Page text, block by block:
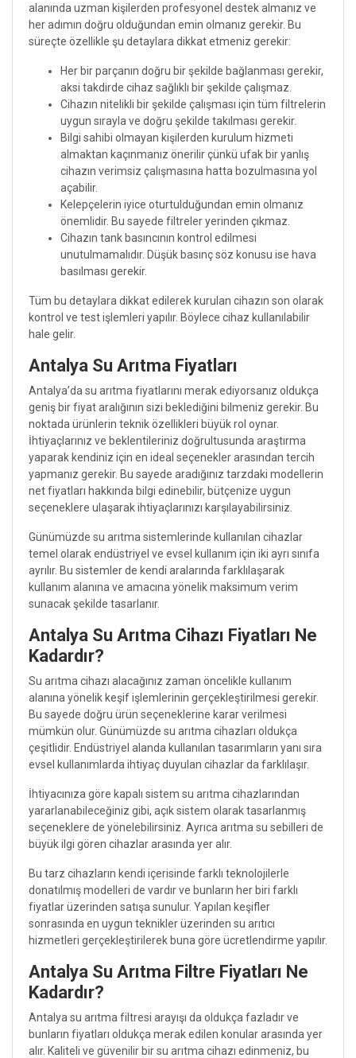
alanında uzman kişilerden profesyonel destek almanız ve
her adımın doğru olduğundan emin olmanız gerekir. Bu
süreçte özellikle şu detaylara dikkat etmeniz gerekir:
Her bir parçanın doğru bir şekilde bağlanması gerekir,
aksi takdirde cihaz sağlıklı bir şekilde çalışmaz.
Cihazın nitelikli bir şekilde çalışması için tüm filtrelerin
uygun sırayla ve doğru şekilde takılması gerekir.
Bilgi sahibi olmayan kişilerden kurulum hizmeti
almaktan kaçınmanız önerilir çünkü ufak bir yanlış
cihazın verimsiz çalışmasına hatta bozulmasına yol
açabilir.
Kelepçelerin iyice oturtulduğundan emin olmanız
önemlidir. Bu sayede filtreler yerinden çıkmaz.
Cihazın tank basıncının kontrol edilmesi
unutulmamalıdır. Düşük basınç söz konusu ise hava
basılması gerekir.
Tüm bu detaylara dikkat edilerek kurulan cihazın son olarak
kontrol ve test işlemleri yapılır. Böylece cihaz kullanılabilir
hale gelir.
Antalya Su Arıtma Fiyatları
Antalya’da su arıtma fiyatlarını merak ediyorsanız oldukça
geniş bir fiyat aralığının sizi beklediğini bilmeniz gerekir. Bu
noktada ürünlerin teknik özellikleri büyük rol oynar.
İhtiyaçlarınız ve beklentileriniz doğrultusunda araştırma
yaparak kendiniz için en ideal seçenekler arasından tercih
yapmanız gerekir. Bu sayede aradığınız tarzdaki modellerin
net fiyatları hakkında bilgi edinebilir, bütçenize uygun
seçeneklere ulaşarak ihtiyaçlarınızı karşılayabilirsiniz.
Günümüzde su arıtma sistemlerinde kullanılan cihazlar
temel olarak endüstriyel ve evsel kullanım için iki ayrı sınıfa
ayrılır. Bu sistemler de kendi aralarında farklılaşarak
kullanım alanına ve amacına yönelik maksimum verim
sunacak şekilde tasarlanır.
Antalya Su Arıtma Cihazı Fiyatları Ne
Kadardır?
Su arıtma cihazı alacağınız zaman öncelikle kullanım
alanına yönelik keşif işlemlerinin gerçekleştirilmesi gerekir.
Bu sayede doğru ürün seçeneklerine karar verilmesi
mümkün olur. Günümüzde su arıtma cihazları oldukça
çeşitlidir. Endüstriyel alanda kullanılan tasarımların yanı sıra
evsel kullanımlarda ihtiyaç duyulan cihazlar da farklılaşır.
İhtiyacınıza göre kapalı sistem su arıtma cihazlarından
yararlanabileceğiniz gibi, açık sistem olarak tasarlanmış
seçeneklere de yönelebilirsiniz. Ayrıca arıtma su sebilleri de
büyük ilgi gören cihazlar arasında yer alır.
Bu tarz cihazların kendi içerisinde farklı teknolojilerle
donatılmış modelleri de vardır ve bunların her biri farklı
fiyatlar üzerinden satışa sunulur. Yapılan keşifler
sonrasında en uygun teknikler üzerinden su arıtıcı
hizmetleri gerçekleştirilerek buna göre ücretlendirme yapılır.
Antalya Su Arıtma Filtre Fiyatları Ne
Kadardır?
Antalya su arıtma filtresi arayışı da oldukça fazladır ve
bunların fiyatları oldukça merak edilen konular arasında yer
alır. Kaliteli ve güvenilir bir su arıtma cihazı edinmeniz, bu